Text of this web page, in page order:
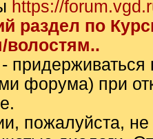
https://
раздел по
волостям..
придерживаться
форума) при
пожалуйста, не